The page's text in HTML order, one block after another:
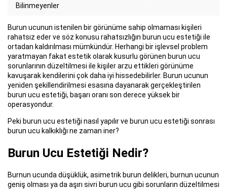
Bilinmeyenler
Burun ucunun istenilen bir görünüme sahip olmaması kişileri
rahatsız eder ve söz konusu rahatsızlığın burun ucu estetiği ile
ortadan kaldırılması mümkündür. Herhangi bir işlevsel problem
yaratmayan fakat estetik olarak kusurlu görünen burun ucu
sorunlarının düzeltilmesi ile kişiler arzu ettikleri görünüme
kavuşarak kendilerini çok daha iyi hissedebilirler. Burun ucunun
yeniden şekillendirilmesi esasına dayanarak gerçekleştirilen
burun ucu estetiği, başarı oranı son derece yüksek bir
operasyondur.
Peki burun ucu estetiği nasıl yapılır ve burun ucu estetiği sonrası
burun ucu kalkıklığı ne zaman iner?
Burun Ucu Estetiği Nedir?
Burnun ucunda düşüklük, asimetrik burun delikleri, burnun ucunun
geniş olması ya da aşırı sivri burun ucu gibi sorunların düzeltilmesi